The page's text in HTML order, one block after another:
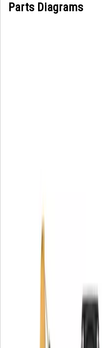
Parts Diagrams